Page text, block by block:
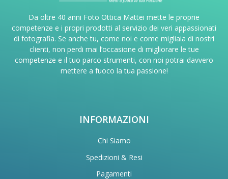
Da oltre 40 anni Foto Ottica Mattei mette le proprie
competenze e i propri prodotti al servizio dei veri appassionati
di fotografia. Se anche tu, come noi e come migliaia di nostri
clienti, non perdi mai l’occasione di migliorare le tue
competenze e il tuo parco strumenti, con noi potrai davvero
mettere a fuoco la tua passione!
INFORMAZIONI
Chi Siamo
Spedizioni & Resi
Pagamenti